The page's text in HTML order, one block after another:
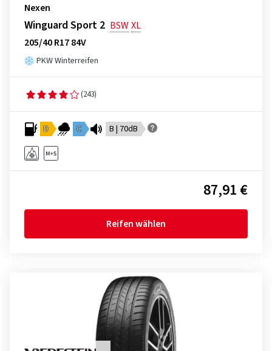
Nexen
Winguard Sport 2 BSWXL
205/40 R17 84V
PKW Winterreifen
(243)
D C B | 70dB
87,91 €
Reifen wählen